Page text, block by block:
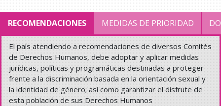
RECOMENDACIONES MEDIDAS DE PRIORIDAD
El país atendiendo a recomendaciones de diversos Comités
de Derechos Humanos, debe adoptar y aplicar medidas
jurídicas, políticas y programáticas destinadas a proteger
frente a la discriminación basada en la orientación sexual y
la identidad de género; así como garantizar el disfrute de
esta población de sus Derechos Humanos